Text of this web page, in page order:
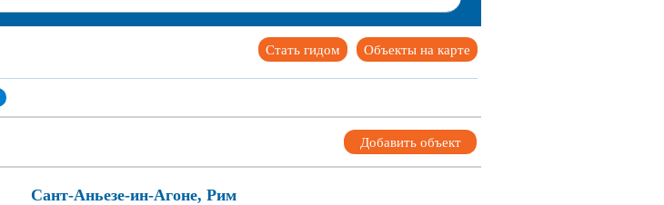
Объекты на карте
Стать гидом
Добавить объект
Сант-Аньезе-ин-Агоне, Рим